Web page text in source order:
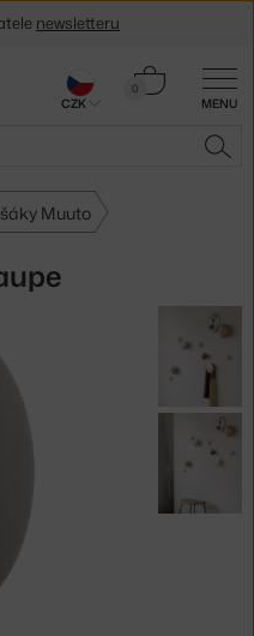
MENU
0
Košík
Muuto
newsletteru
CZK